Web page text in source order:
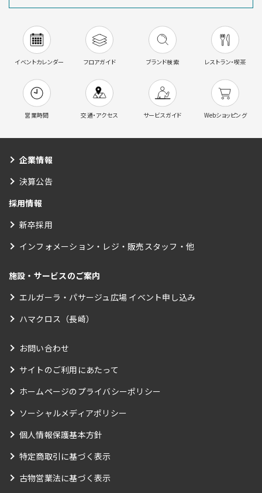
イベントカレンダー フロアガイド ブランド検索 レストラン・喫茶
営業時間 交通・アクセス サービスガイド Webショッピング
企業情報
決算公告
採用情報
新卒採用
インフォメーション・レジ・販売スタッフ・他
施設・サービスのご案内
エルガーラ・パサージュ広場 イベント申し込み
ハマクロス（長崎）
お問い合わせ
サイトのご利用にあたって
ホームページのプライバシーポリシー
ソーシャルメディアポリシー
個人情報保護基本方針
特定商取引に基づく表示
古物営業法に基づく表示